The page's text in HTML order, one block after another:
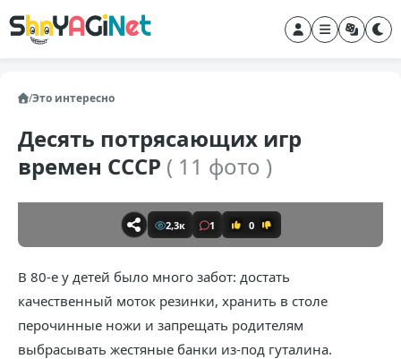
/Это интересно
Десять потрясающих игр
времен СССР ( 11 фото )
2,3к 1 0
В 80-е у детей было много забот: достать
качественный моток резинки, хранить в столе
перочинные ножи и запрещать родителям
выбрасывать жестяные банки из-под гуталина.